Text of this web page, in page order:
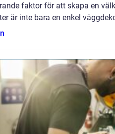
faktor för att skapa en
är inte bara en enkel